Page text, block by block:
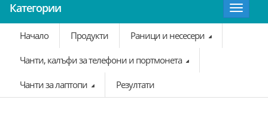
Категории
Toggle
Начало
Продукти Раници и несесери
Чанти, калъфи за телефони и портмонета
Чанти за лаптопи Резултати